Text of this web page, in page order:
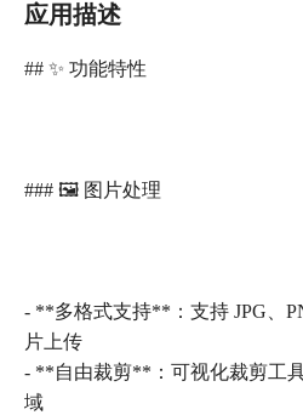
应用描述
## ✨ 功能特性
### 🖼️ 图片处理
- **多格式支持**：支持 JPG、
片上传
- **自由裁剪**：可视化裁剪工
域